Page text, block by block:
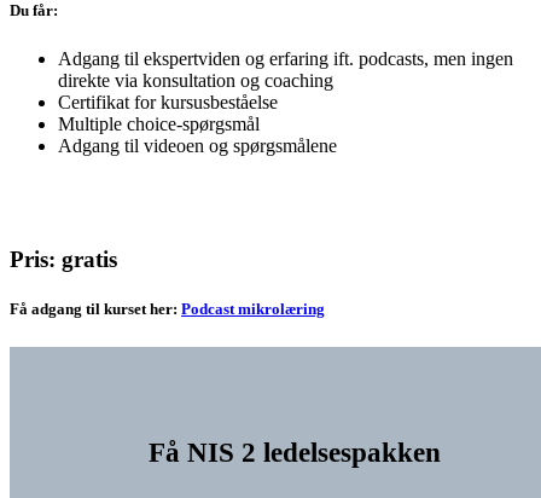
Du får:
Adgang til ekspertviden og erfaring ift. podcasts, men ingen
direkte via konsultation og coaching
Certifikat for kursusbeståelse
Multiple choice-spørgsmål
Adgang til videoen og spørgsmålene
Pris: gratis
Få adgang til kurset her: Podcast mikrolæring
Få NIS 2 ledelsespakken